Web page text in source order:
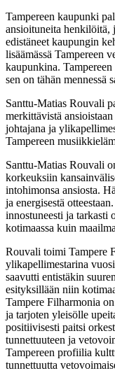
Tampereen kaupunki
ansioituneita henkilöitä,
edistäneet kaupungin
lisäämässä Tampereen
kaupunkina.
sen on tähän mennessä
Santtu-Matias Rouvali
merkittävistä
johtajana ja
Tampereen
Santtu-Matias Rouvali
korkeuksiin
intohimonsa ansiosta.
ja energisestä
innostuneesti ja tarkasti
kotimaassa kuin
Rouvali toimi Tampere
ylikapellimestarina
saavutti entistäkin
esityksillään niin
Tampere Filharmonia
ja tarjoten yleisölle
positiivisesti paitsi
tunnettuuteen ja
Tampereen profiilia
tunnettuutta